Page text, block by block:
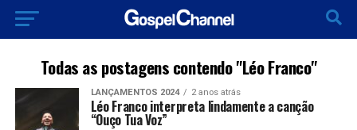
Todas as postagens contendo "Léo Franco"
LANÇAMENTOS 2024 2 anos atrás
Léo Franco interpreta lindamente a canção
“Ouço Tua Voz”